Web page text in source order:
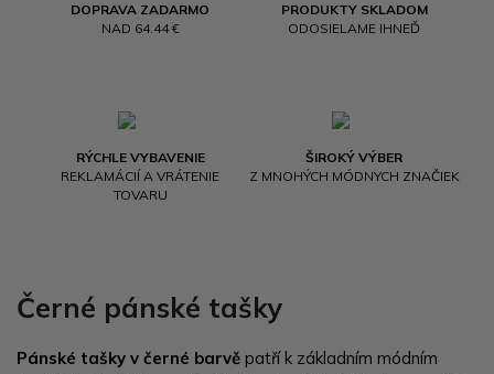
DOPRAVA ZADARMO
NAD 64.44 €
PRODUKTY SKLADOM
ODOSIELAME IHNEĎ
RÝCHLE VYBAVENIE
REKLAMÁCIÍ A VRÁTENIE
TOVARU
ŠIROKÝ VÝBER
Z MNOHÝCH MÓDNYCH ZNAČIEK
Černé pánské tašky
Pánské tašky v černé barvě patří k základním módním